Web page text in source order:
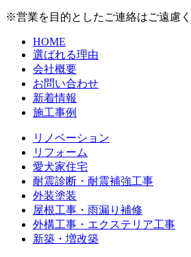
※営業を目的としたご連絡はご遠慮
HOME
選ばれる理由
会社概要
お問い合わせ
新着情報
施工事例
リノベーション
リフォーム
愛犬家住宅
耐震診断・耐震補強工事
外装塗装
屋根工事・雨漏り補修
外構工事・エクステリア工事
新築・増改築